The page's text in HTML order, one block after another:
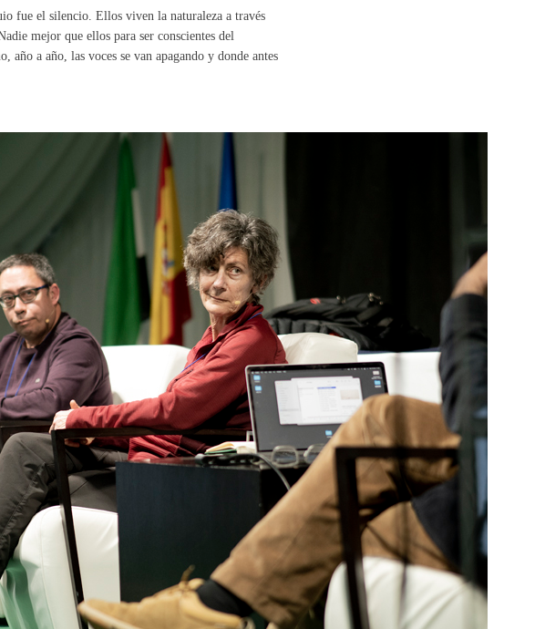
fue el silencio. Ellos viven la naturaleza a través
mejor que ellos para ser conscientes del
año a año, las voces se van apagando y donde antes